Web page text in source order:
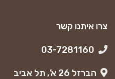
צרו איתנו קשר
הברזל 26 א’, תל אביב